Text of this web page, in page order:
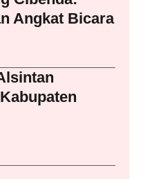
Angkat Bicara